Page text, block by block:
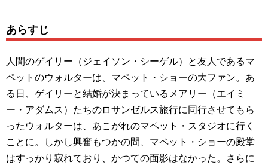
あらすじ
人間のゲイリー（ジェイソン・シーゲル）と友人であるマ
ペットのウォルターは、マペット・ショーの大ファン。あ
る日、ゲイリーと結婚が決まっているメアリー（エイミ
ー・アダムス）たちのロサンゼルス旅行に同行させてもら
ったウォルターは、あこがれのマペット・スタジオに行く
ことに。しかし興奮もつかの間、マペット・ショーの殿堂
はすっかり寂れており、かつての面影はなかった。さらに